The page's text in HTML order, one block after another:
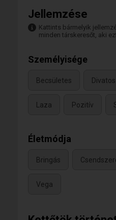
Jellemzése
Kattints bármelyik
minden társkeresőt, aki
Személyisége
Becsületes Divatos
Laza Pozitív
Életmódja
Bringás
Vega